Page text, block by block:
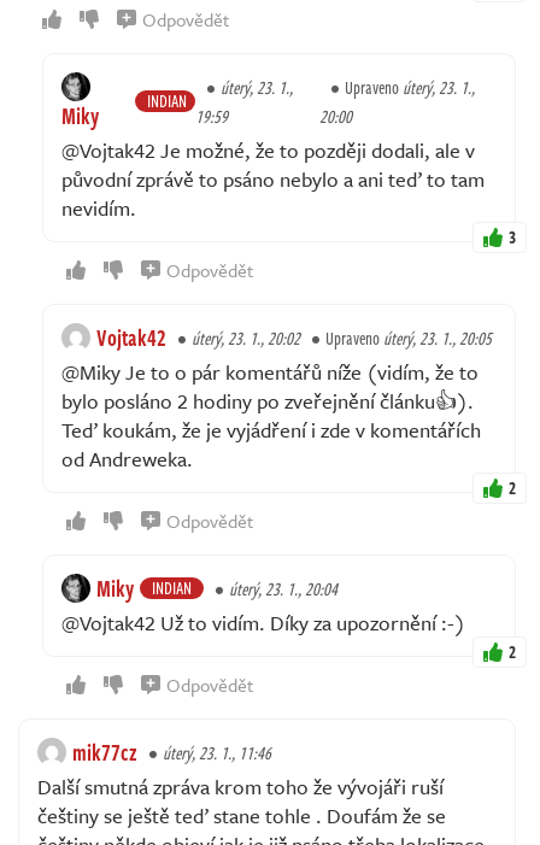
Odpovědět
Miky INDIAN
úterý, 23. 1.,
19:59
Upravenoúterý, 23. 1.,
20:00
@Vojtak42 Je možné, že to později dodali, ale v
původní zprávě to psáno nebylo a ani teď to tam
nevidím.
3
Odpovědět
Vojtak42 úterý, 23. 1., 20:02 Upravenoúterý, 23. 1., 20:05
@Miky Je to o pár komentářů níže (vidím, že to
bylo posláno 2 hodiny po zveřejnění článku👍).
Teď koukám, že je vyjádření i zde v komentářích
od Andreweka.
2
Odpovědět
Miky INDIAN úterý, 23. 1., 20:04
@Vojtak42 Už to vidím. Díky za upozornění :-)
2
Odpovědět
mik77cz úterý, 23. 1., 11:46
Další smutná zpráva krom toho že vývojáři ruší
češtiny se ještě teď stane tohle . Doufám že se